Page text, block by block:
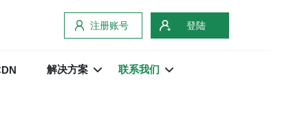
注册账号 登陆
解决方案 联系我们